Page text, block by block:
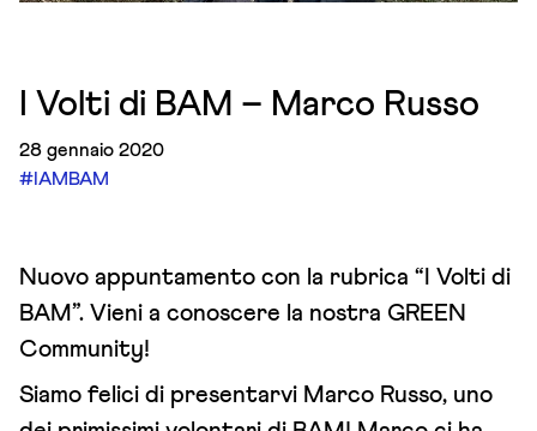
I Volti di BAM – Marco Russo
28 gennaio 2020
#IAMBAM
Nuovo appuntamento con la rubrica “I Volti di
BAM”. Vieni a conoscere la nostra GREEN
Community!
Siamo felici di presentarvi Marco Russo, uno